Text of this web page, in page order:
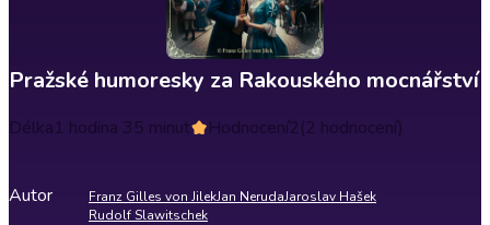
Pražské humoresky za Rakouského mocnářství
Délka1 hodina 35 minut Hodnocení2(2 hodnocení)
Autor Franz Gilles von JilekJan NerudaJaroslav Hašek
Rudolf Slawitschek